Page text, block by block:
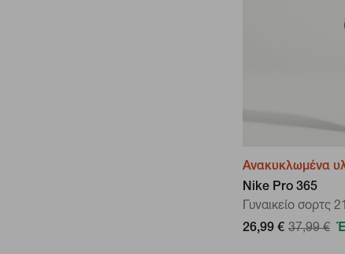
Ανακυκλωμένα
Nike Pro 365
Γυναικείο σορτς
26,99 € 37,99 €